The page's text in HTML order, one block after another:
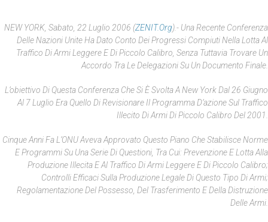
NEW YORK, Sabato, 22 Luglio 2006 (ZENIT.org).- Una Recente Conferenza
Delle Nazioni Unite Ha Dato Conto Dei Progressi Compiuti Nella Lotta Al
Traffico Di Armi Leggere E Di Piccolo Calibro, Senza Tuttavia Trovare Un
Accordo Tra Le Delegazioni Su Un Documento Finale.
L’obiettivo Di Questa Conferenza Che Si È Svolta A New York Dal 26 Giugno
Al 7 Luglio Era Quello Di Revisionare Il Programma D’azione Sul Traffico
Illecito Di Armi Di Piccolo Calibro Del 2001.
Cinque Anni Fa L’ONU Aveva Approvato Questo Piano Che Stabilisce Norme
E Programmi Su Una Serie Di Questioni, Tra Cui: Prevenzione E Lotta Alla
Produzione Illecita E Al Traffico Di Armi Leggere E Di Piccolo Calibro;
Controlli Efficaci Sulla Produzione Legale Di Questo Tipo Di Armi;
Regolamentazione Del Possesso, Del Trasferimento E Della Distruzione
Delle Armi.